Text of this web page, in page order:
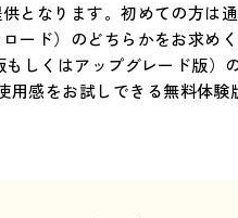
となります。初めての方は
ード）のどちらかをお求
もしくはアップグレード版
感をお試しできる無料体験